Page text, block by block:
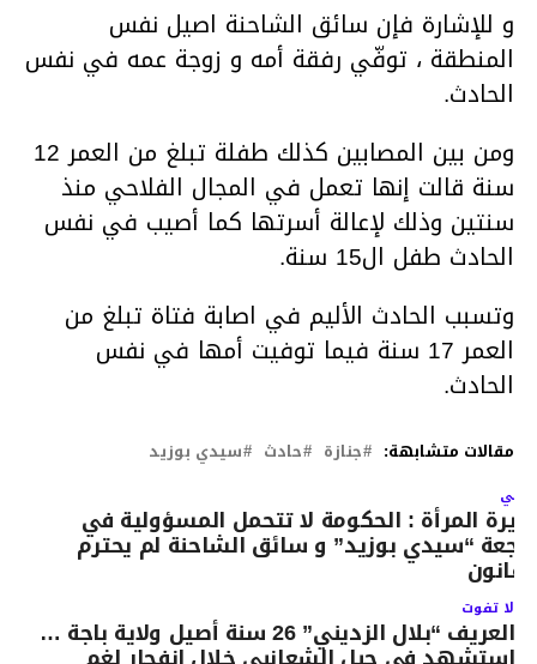
و للإشارة فإن سائق الشاحنة اصيل نفس
المنطقة ، توفّي رفقة أمه و زوجة عمه في نفس
الحادث.
ومن بين المصابين كذلك طفلة تبلغ من العمر 12
سنة قالت إنها تعمل في المجال الفلاحي منذ
سنتين وذلك لإعالة أسرتها كما أصيب في نفس
الحادث طفل ال15 سنة.
وتسبب الحادث الأليم في اصابة فتاة تبلغ من
العمر 17 سنة فيما توفيت أمها في نفس
الحادث.
مقالات متشابهة: جنازة حادث سيدي بوزيد
المرأة : الحكومة لا تتحمل المسؤولية في
“سيدي بوزيد” و سائق الشاحنة لم يحترم
لا تفوت
العريف “بلال الزديني” 26 سنة أصيل ولاية باجة …